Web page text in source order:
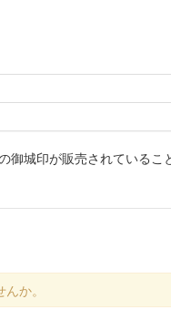
月限定版
全て集めた方に｢睦月(1月)
走限定版
御城印が販売されている
か。